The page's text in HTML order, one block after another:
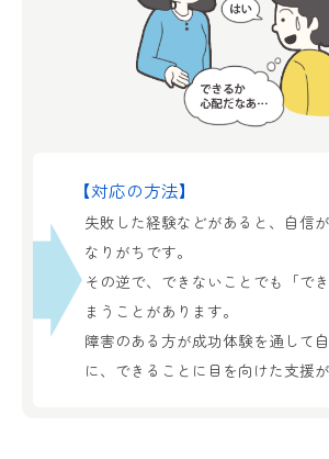
【対応の方法】
失敗した経験などがあると、自信
なりがちです。
その逆で、できないことでも「で
まうことがあります。
障害のある方が成功体験を通して
に、できることに目を向けた支援